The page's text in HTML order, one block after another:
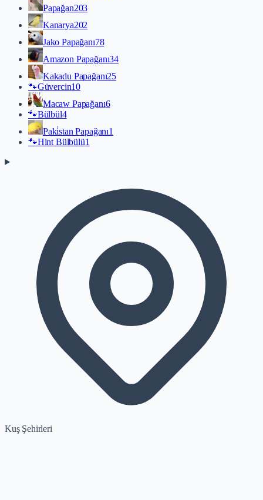
Papağan203
Kanarya202
Jako Papağanı78
Amazon Papağanı34
Kakadu Papağanı25
🐾Güvercin10
Macaw Papağanı6
🐾Bülbül4
Paki̇stan Papağanı1
🐾Hint Bülbülü1
Kuş Şehirleri